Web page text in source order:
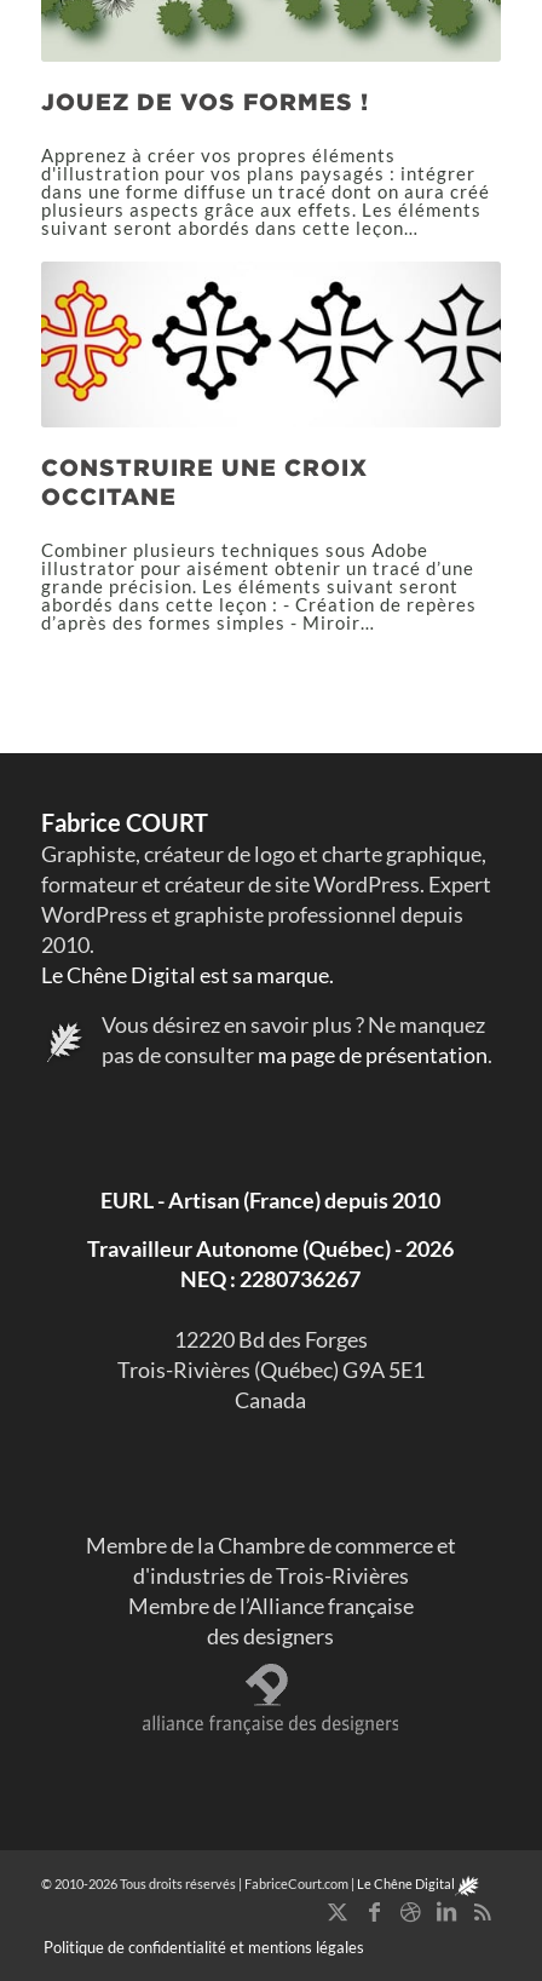
JOUEZ DE VOS FORMES !
Apprenez à créer vos propres éléments
d'illustration pour vos plans paysagés : intégrer
dans une forme diffuse un tracé dont on aura créé
plusieurs aspects grâce aux effets. Les éléments
suivant seront abordés dans cette leçon…
CONSTRUIRE UNE CROIX
OCCITANE
Combiner plusieurs techniques sous Adobe
illustrator pour aisément obtenir un tracé d’une
grande précision. Les éléments suivant seront
abordés dans cette leçon : - Création de repères
d’après des formes simples - Miroir…
Fabrice COURT
Graphiste, créateur de logo et charte graphique,
formateur et créateur de site WordPress. Expert
WordPress et graphiste professionnel depuis
2010.
Le Chêne Digital est sa marque.
Vous désirez en savoir plus ? Ne manquez
pas de consulterma page de présentation.
EURL - Artisan (France) depuis 2010
Travailleur Autonome (Québec) - 2026
NEQ : 2280736267
​12220 Bd des Forges
Trois-Rivières (Québec) G9A 5E1
Canada
Membre de la Chambre de commerce et
d'industries de Trois-Rivières
Membre de l’Alliance française
des designers
© 2010-2026 Tous droits réservés | FabriceCourt.com | Le Chêne Digital
Politique de confidentialité et mentions légales